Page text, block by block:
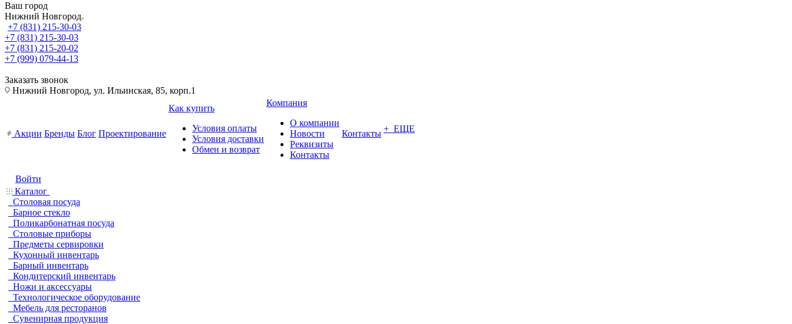
Ваш город
Нижний Новгород
+7 (831) 215-30-03
+7 (831) 215-30-03
+7 (831) 215-20-02
+7 (999) 079-44-13
Заказать звонок
Нижний Новгород, ул. Ильинская, 85, корп.1
Акции Бренды Блог Проектирование
Как купить
Условия оплаты
Условия доставки
Обмен и возврат
Компания
О компании
Новости
Реквизиты
Контакты
Контакты + ЕЩЕ
Войти
Каталог
Столовая посуда
Барное стекло
Поликарбонатная посуда
Столовые приборы
Предметы сервировки
Кухонный инвентарь
Барный инвентарь
Кондитерский инвентарь
Ножи и аксессуары
Технологическое оборудование
Мебель для ресторанов
Сувенирная продукция